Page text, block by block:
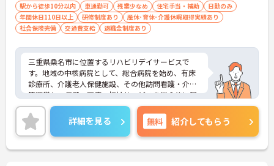
駅から徒歩10分以内 車通勤可 残業少なめ 住宅手当・補助
日勤のみ
年間休日110日以上
研修制度あり
産休･育休･介護休暇取得実績あり
社会保険完備
交通費支給 退職金制度あり
三重県桑名市に位置するリハビリデイサービスで
す。地域の中核病院として、総合病院を始め、有床
診療所、介護老人保健施設、その他訪問看護・介護
等運営し、保健・医療・福祉サービスを総合的に展
開しております。
最寄駅から徒歩10分と好立地です。また、マイカー
通勤が可能なため、通勤にとても便利です。
年間休日120日以上！！自分の時間を大切にしたい
方にぴったりです。日曜日が固定でお休みなので、
詳細を見る 無料 紹介してもらう